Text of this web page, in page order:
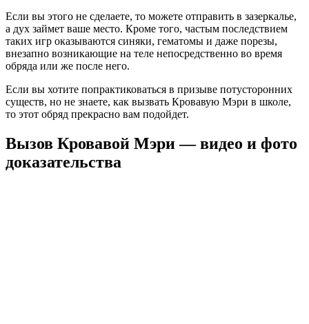
Если вы этого не сделаете, то можете отправить в зазеркалье,
а дух займет ваше место. Кроме того, частым последствием
таких игр оказываются синяки, гематомы и даже порезы,
внезапно возникающие на теле непосредственно во время
обряда или же после него.
Если вы хотите попрактиковаться в призыве потусторонних
существ, но не знаете, как вызвать Кровавую Мэри в школе,
то этот обряд прекрасно вам подойдет.
Вызов Кровавой Мэри — видео и фото
доказательства